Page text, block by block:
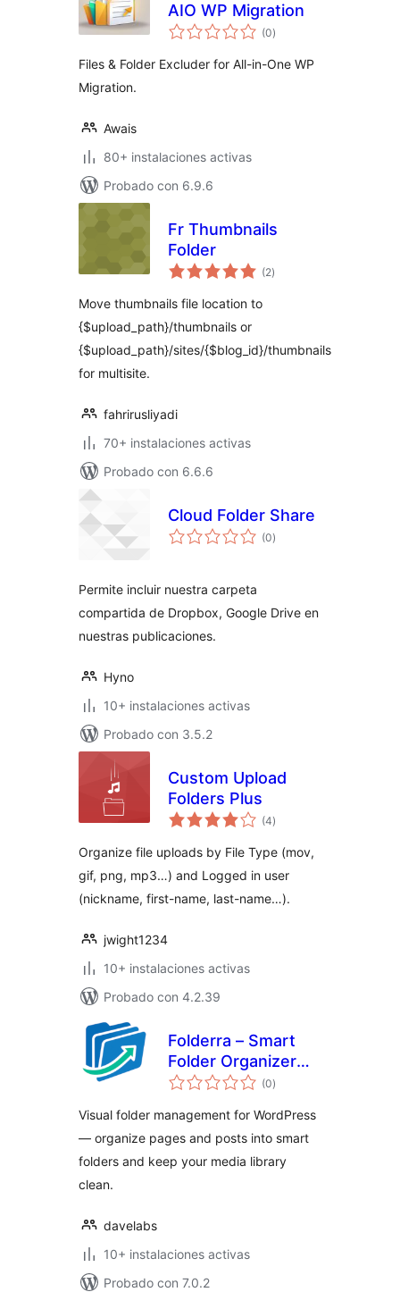
AIO WP Migration
(0evaluación
total
)
Files & Folder Excluder for All-in-One WP
Migration.
Awais
80+ instalaciones activas
Probado con 6.9.6
Fr Thumbnails
Folder
(2evaluación
total
)
Move thumbnails file location to
{$upload_path}/thumbnails or
{$upload_path}/sites/{$blog_id}/thumbnails
for multisite.
fahrirusliyadi
70+ instalaciones activas
Probado con 6.6.6
Cloud Folder Share
(0evaluación
total
)
Permite incluir nuestra carpeta
compartida de Dropbox, Google Drive en
nuestras publicaciones.
Hyno
10+ instalaciones activas
Probado con 3.5.2
Custom Upload
Folders Plus
(4evaluación
total
)
Organize file uploads by File Type (mov,
gif, png, mp3…) and Logged in user
(nickname, first-name, last-name…).
jwight1234
10+ instalaciones activas
Probado con 4.2.39
Folderra – Smart
Folder Organizer
for WordPress
(0evaluación
total
)
Visual folder management for WordPress
— organize pages and posts into smart
folders and keep your media library
clean.
davelabs
10+ instalaciones activas
Probado con 7.0.2